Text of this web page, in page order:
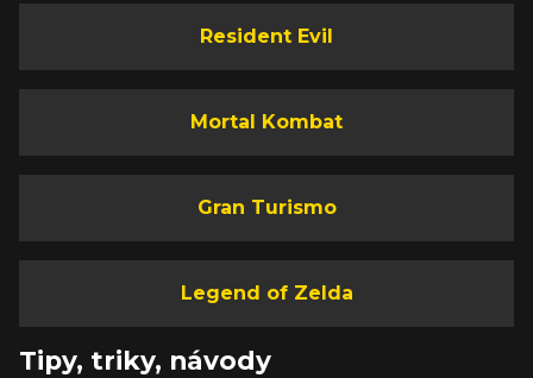
Resident Evil
Mortal Kombat
Gran Turismo
Legend of Zelda
Tipy, triky, návody